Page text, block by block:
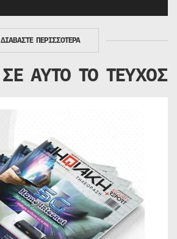
ΔΙΑΒΑΣΤΕ ΠΕΡΙΣΣΟΤΕΡΑ
ΣΕ ΑΥΤΟ ΤΟ ΤΕΥΧΟΣ